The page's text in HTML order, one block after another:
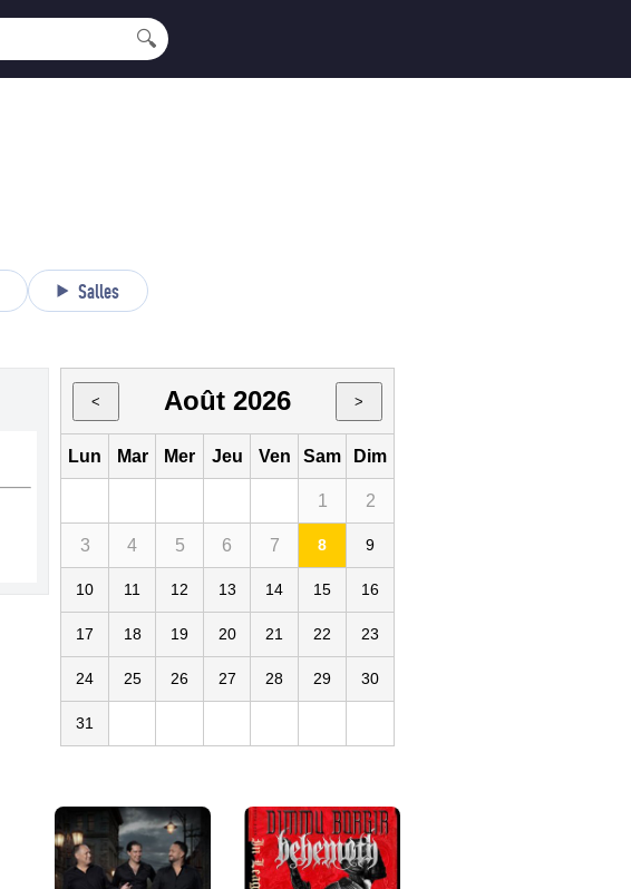
🔍
Salles
< Août 2026 >
Lun Mar Mer Jeu Ven Sam Dim
1 2
3 4 5 6 7 8 9
10 11 12 13 14 15 16
17 18 19 20 21 22 23
24 25 26 27 28 29 30
31